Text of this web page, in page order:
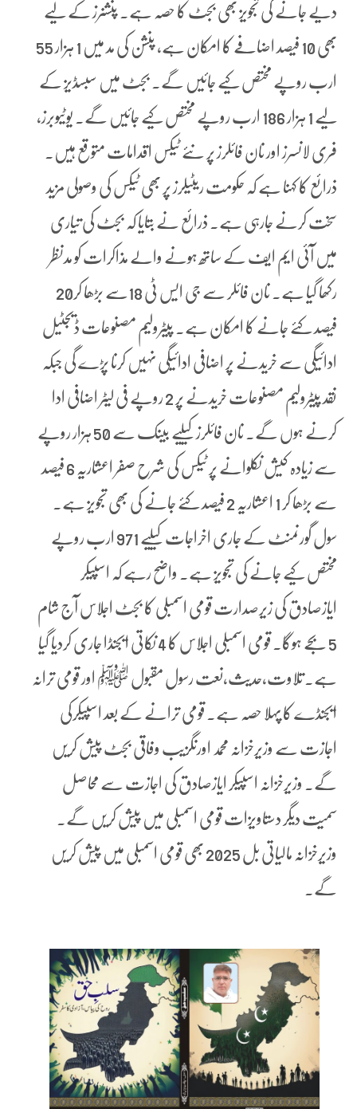
دیے جانے کی تجویز بھی بجٹ کا حصہ ہے۔ پنشنرز کے لیے
بھی 10 فیصد اضافے کا امکان ہے، پنشن کی مد میں 1 ہزار 55
ارب روپے مختص کیے جائیں گے۔ بجٹ میں سبسڈیز کے
لیے 1 ہزار 186 ارب روپے مختص کیے جائیں گے۔ یوٹیوبرز،
فری لانسرز اور نان فائلرز پر نئے ٹیکس اقدامات متوقع ہیں۔
ذرائع کا کہنا ہے کہ حکومت ریٹیلرز پر بھی ٹیکس کی وصولی مزید
سخت کرنے جارہی ہے۔ ذرائع نے بتایا کہ بجٹ کی تیاری
میں آئی ایم ایف کے ساتھ ہونے والے مذاکرات کو مدنظر
رکھا گیا ہے۔ نان فائلر سے جی ایس ٹی 18سے بڑھا کر20
فیصد کئے جانے کا امکان ہے۔ پیٹرولیم مصنوعات ڈیجٹیل
ادائیگی سے خریدنے پر اضافی ادائیگی نہیں کرنا پڑے گی جبکہ
نقد پیٹرولیم مصنوعات خریدنے پر 2 روپے فی لیٹر اضافی ادا
کرنے ہوں گے۔ نان فائلرز کیلیے بینک سے 50 ہزار روپے
سے زیادہ کیش نکلوانے پر ٹیکس کی شرح صفر اعشاریہ 6 فیصد
سے بڑھا کر 1 اعشاریہ 2 فیصد کئے جانے کی بھی تجویز ہے۔
سول گورنمنٹ کے جاری اخراجات کیلیے 971 ارب روپے
مختص کیے جانے کی تجویز ہے۔ واضح رہے کہ اسپیکر
ایازصادق کی زیرصدارت قومی اسمبلی کا بجٹ اجلاس آج شام
5 بجے ہوگا۔ قومی اسمبلی اجلاس کا 4 نکاتی ایجنڈا جاری کردیا گیا
ہے۔ تلاوت،حدیث،نعت رسول مقبول ﷺ اور قومی ترانہ
ایجنڈے کا پہلا حصہ ہے۔ قومی ترانے کے بعد اسپیکرکی
اجازت سے وزیرخزانہ محمد اورنگزیب وفاقی بجٹ پیش کریں
گے۔ وزیرخزانہ اسپیکر ایازصادق کی اجازت سے محاصل
سمیت دیگر دستاویزات قومی اسمبلی میں پیش کریں گے۔
وزیرخزانہ مالیاتی بل 2025 بھی قومی اسمبلی میں پیش کریں
گے۔